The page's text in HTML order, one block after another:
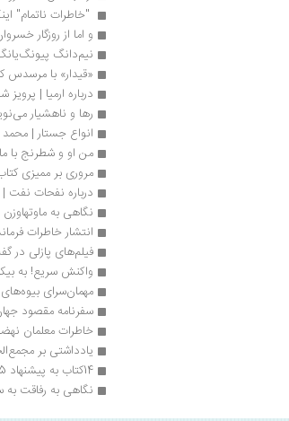
"خاطرات ناتمام"
و اما از روزگار
نیم‌دانگ
«قیدار» با مرسدس
درباره ارمیا | پرویز
رها و ناهشیار
انواع جستار |
من او و شطرنج با
مروری بر ممیزی کتاب در سال ۱۳۷۵ |
درباره نفحات نفت
نگاهی به
انتشار خاطرات
فیلم‌های پازلی در
واکنش سریع! به
مهمان‌سرای
سفرنامه مقصود
خاطرات معلمان
یادداشتی بر
14کتاب به پیشنهاد 5نویسنده برای روزهای کرونایی
نگاهی به رفاقت